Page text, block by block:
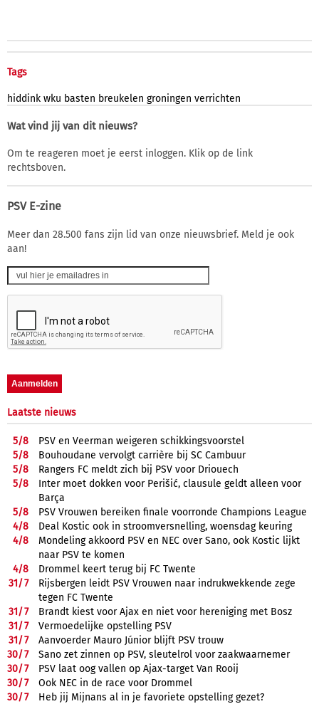
Tags
hiddink wku basten breukelen groningen verrichten
Wat vind jij van dit nieuws?
Om te reageren moet je eerst inloggen. Klik op de link
rechtsboven.
PSV E-zine
Meer dan 28.500 fans zijn lid van onze nieuwsbrief. Meld je ook
aan!
Laatste nieuws
5/8
PSV en Veerman weigeren schikkingsvoorstel
5/8
Bouhoudane vervolgt carrière bij SC Cambuur
5/8
Rangers FC meldt zich bij PSV voor Driouech
5/8
Inter moet dokken voor Perišić, clausule geldt alleen voor
Barça
5/8
PSV Vrouwen bereiken finale voorronde Champions League
4/8
Deal Kostic ook in stroomversnelling, woensdag keuring
4/8
Mondeling akkoord PSV en NEC over Sano, ook Kostic lijkt
naar PSV te komen
4/8
Drommel keert terug bij FC Twente
31/7
Rijsbergen leidt PSV Vrouwen naar indrukwekkende zege
tegen FC Twente
31/7
Brandt kiest voor Ajax en niet voor hereniging met Bosz
31/7
Vermoedelijke opstelling PSV
31/7
Aanvoerder Mauro Júnior blijft PSV trouw
30/7
Sano zet zinnen op PSV, sleutelrol voor zaakwaarnemer
30/7
PSV laat oog vallen op Ajax-target Van Rooij
30/7
Ook NEC in de race voor Drommel
30/7
Heb jij Mijnans al in je favoriete opstelling gezet?